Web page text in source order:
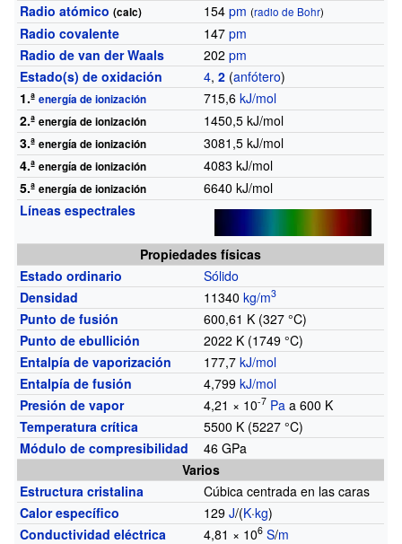
Radio atómico (calc) 154 pm (radio de Bohr)
Radio covalente 147 pm
Radio de van der Waals
202 pm
Estado(s) de oxidación
4,2 (anfótero)
1.ªenergía de ionización 715,6 kJ/mol
2.ªenergía de ionización 1450,5 kJ/mol
3.ªenergía de ionización 3081,5 kJ/mol
4.ªenergía de ionización 4083 kJ/mol
5.ªenergía de ionización 6640 kJ/mol
Líneas espectrales
Propiedades físicas
Estado ordinario
Sólido
Densidad
11340 kg/m3
Punto de fusión 600,61 K (327 °C)
Punto de ebullición
2022 K (1749 °C)
Entalpía de vaporización
177,7 kJ/mol
Entalpía de fusión
4,799 kJ/mol
Presión de vapor
4,21 × 10-7 Pa a 600 K
Temperatura crítica
5500 K (5227 °C)
Módulo de compresibilidad
46 GPa
Varios
Estructura cristalina
Cúbica centrada en las caras
Calor específico
129 J/(K·kg)
Conductividad eléctrica
4,81 × 106 S/m